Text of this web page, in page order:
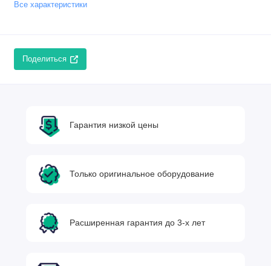
Все характеристики
Поделиться
Гарантия низкой цены
Только оригинальное оборудование
Расширенная гарантия до 3-х лет